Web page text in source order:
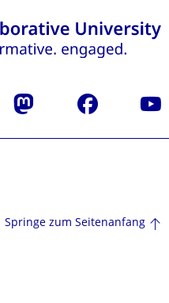
Mastodon Facebook
Springe zum Seitenanfang